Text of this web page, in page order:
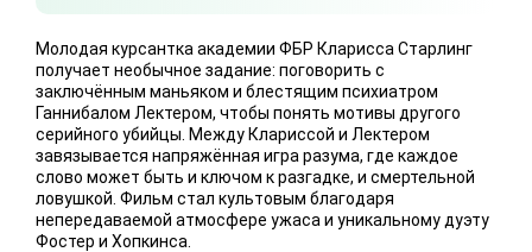
Молодая курсантка академии ФБР Кларисса Старлинг
получает необычное задание: поговорить с
заключённым маньяком и блестящим психиатром
Ганнибалом Лектером, чтобы понять мотивы другого
серийного убийцы. Между Клариссой и Лектером
завязывается напряжённая игра разума, где каждое
слово может быть и ключом к разгадке, и смертельной
ловушкой. Фильм стал культовым благодаря
непередаваемой атмосфере ужаса и уникальному дуэту
Фостер и Хопкинса.